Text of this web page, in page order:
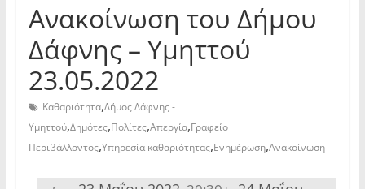
Ανακοίνωση του Δήμου
Δάφνης – Υμηττού
23.05.2022
Καθαριότητα,Δήμος Δάφνης -
Υμηττού,Δημότες,Πολίτες,Απεργία,Γραφείο
Περιβάλλοντος,Υπηρεσία καθαριότητας,Ενημέρωση,Ανακοίνωση